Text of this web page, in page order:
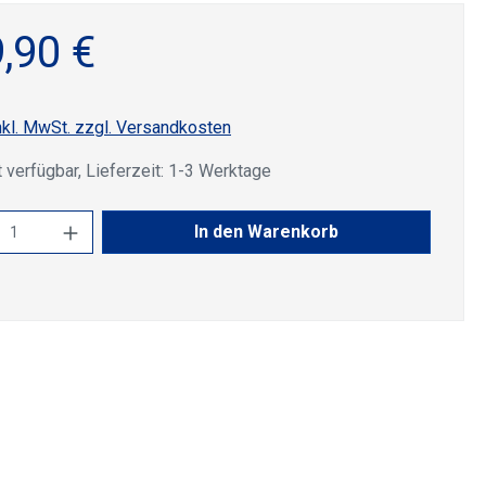
€
MwSt. zzgl. Versandkosten
verfügbar, Lieferzeit: 1-3 Werktage
Anzahl: Gib den gewünschten Wert
In den Warenkorb